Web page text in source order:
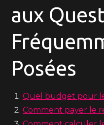
aux
Posées
Quel budget pour
Comment payer le